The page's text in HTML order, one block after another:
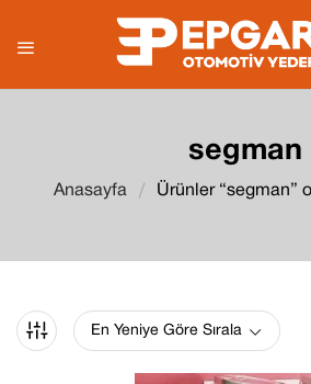
segman
Anasayfa Ürünler “segman”
En Yeniye Göre Sırala